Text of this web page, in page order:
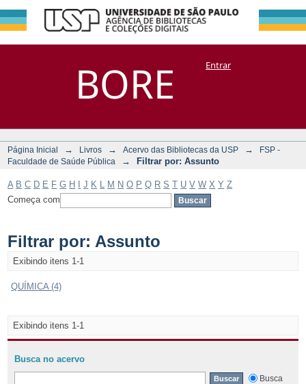
BORE
Filtrar por:
Assunto
DSpace/Manakin + CoriscoEntrar
Página Inicial → Livros → Acervo das Bibliotecas da USP →
FSP -
Faculdade de Saúde Pública
→ Filtrar por: Assunto
A B C D E F G H J K M N O P Q R S T U V W X Y Z
Começa com
Filtrar por: Assunto
Exibindo itens 1-1
QUÍMICA (4)
Exibindo itens 1-1
Busca no acervo
Busca